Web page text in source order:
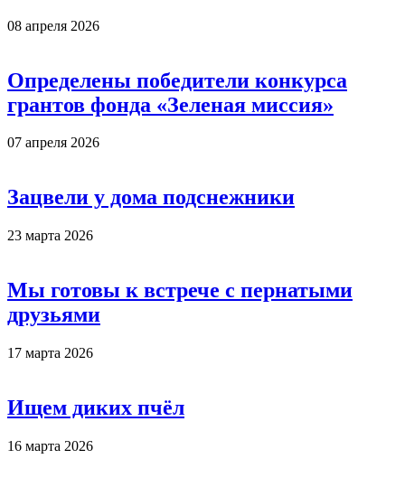
08 апреля 2026
Определены победители конкурса
грантов фонда «Зеленая миссия»
07 апреля 2026
Зацвели у дома подснежники
23 марта 2026
Мы готовы к встрече с пернатыми
друзьями
17 марта 2026
Ищем диких пчёл
16 марта 2026